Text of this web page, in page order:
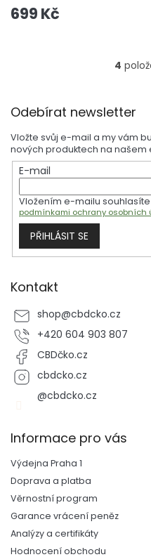
699 Kč
4
Odebírat newsletter
Vložte svůj e-mail a my vám
nových produktech na našem
E-mail
Vložením e-mailu souhlasíte
podmínkami ochrany osobních
PŘIHLÁSIT SE
Kontakt
shop@cbdcko.cz
+420 604 903 807
CBDčko.cz
cbdcko.cz
@cbdcko.cz
Informace pro vás
Výdejna Praha 1
Doprava a platba
Věrnostní program
Garance vrácení peněz
Analýzy a certifikáty
Hodnocení obchodu